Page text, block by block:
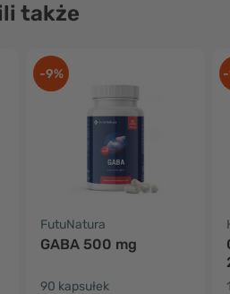
także
-9%
FutuNatura
GABA 500 mg
90 kapsułek